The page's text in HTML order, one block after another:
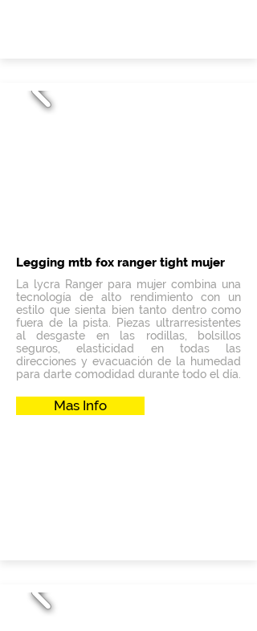
Legging mtb fox ranger tight mujer
La lycra Ranger para mujer combina una
tecnología de alto rendimiento con un
estilo que sienta bien tanto dentro como
fuera de la pista. Piezas ultrarresistentes
al desgaste en las rodillas, bolsillos
seguros, elasticidad en todas las
direcciones y evacuación de la humedad
para darte comodidad durante todo el día.
Mas Info